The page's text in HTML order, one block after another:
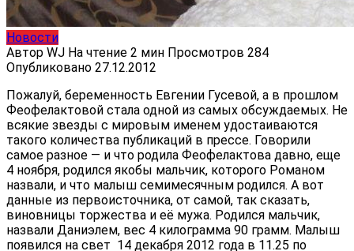
Новости
Автор WJ На чтение 2 мин Просмотров 284
Опубликовано 27.12.2012
Пожалуй, беременность Евгении Гусевой, а в прошлом
Феофелактовой стала одной из самых обсуждаемых. Не
всякие звезды с мировым именем удостаиваются
такого количества публикаций в прессе. Говорили
самое разное — и что родила Феофелактова давно, еще
4 ноября, родился якобы мальчик, которого Романом
назвали, и что малыш семимесячным родился. А вот
данные из первоисточника, от самой, так сказать,
виновницы торжества и её мужа. Родился мальчик,
назвали Даниэлем, вес 4 килограмма 90 грамм. Малыш
появился на свет 14 декабря 2012 года в 11.25 по